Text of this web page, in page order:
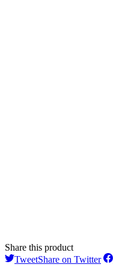
Share this product
TweetShare on Twitter